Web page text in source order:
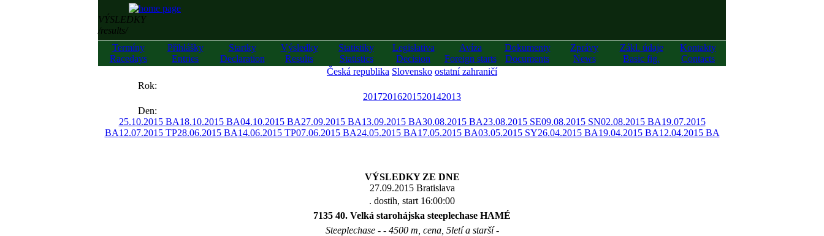
VÝSLEDKY
/results/
Termíny
Racedays
Přihlášky
Entries
Startky
Declaration
Výsledky
Results
Statistiky
Statistics
Legislativa
Decision
Avíza
Foreign starts
Dokumenty
Documents
Zprávy
News
Zákl. údaje
Basic fig.
Kontakty
Contacts
Česká republika Slovensko ostatní zahraničí
Rok:
20172016201520142013
Den:
25.10.2015 BA18.10.2015 BA04.10.2015 BA27.09.2015 BA13.09.2015 BA30.08.2015 BA23.08.2015 SE09.08.2015 SN02.08.2015 BA19.07.2015
BA12.07.2015 TP28.06.2015 BA14.06.2015 TP07.06.2015 BA24.05.2015 BA17.05.2015 BA03.05.2015 SY26.04.2015 BA19.04.2015 BA12.04.2015 BA
VÝSLEDKY ZE DNE
27.09.2015 Bratislava
. dostih, start 16:00:00
7135 40. Velká starohájska steeplechase HAMÉ
Steeplechase - - 4500 m, cena, 5letí a starší -